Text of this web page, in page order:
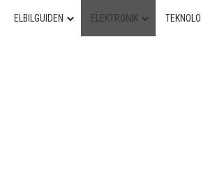
ELBILGUIDEN ELEKTRONIK